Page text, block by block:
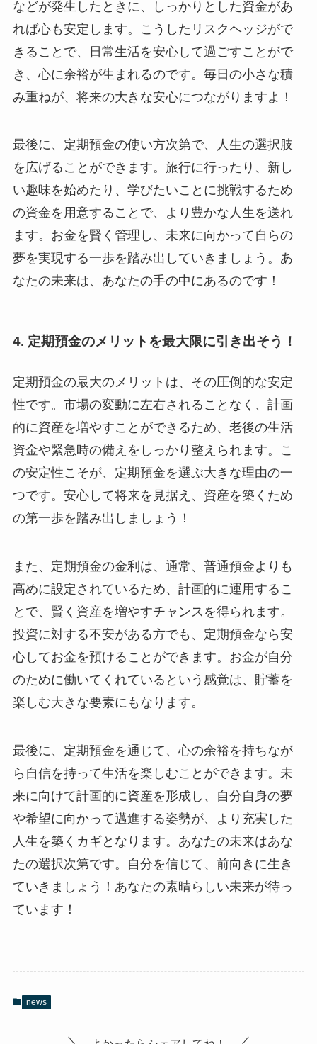
などが発生したときに、しっかりとした資金があ
れば心も安定します。こうしたリスクヘッジがで
きることで、日常生活を安心して過ごすことがで
き、心に余裕が生まれるのです。毎日の小さな積
み重ねが、将来の大きな安心につながりますよ！
最後に、定期預金の使い方次第で、人生の選択肢
を広げることができます。旅行に行ったり、新し
い趣味を始めたり、学びたいことに挑戦するため
の資金を用意することで、より豊かな人生を送れ
ます。お金を賢く管理し、未来に向かって自らの
夢を実現する一歩を踏み出していきましょう。あ
なたの未来は、あなたの手の中にあるのです！
4. 定期預金のメリットを最大限に引き出そう！
定期預金の最大のメリットは、その圧倒的な安定
性です。市場の変動に左右されることなく、計画
的に資産を増やすことができるため、老後の生活
資金や緊急時の備えをしっかり整えられます。こ
の安定性こそが、定期預金を選ぶ大きな理由の一
つです。安心して将来を見据え、資産を築くため
の第一歩を踏み出しましょう！
また、定期預金の金利は、通常、普通預金よりも
高めに設定されているため、計画的に運用するこ
とで、賢く資産を増やすチャンスを得られます。
投資に対する不安がある方でも、定期預金なら安
心してお金を預けることができます。お金が自分
のために働いてくれているという感覚は、貯蓄を
楽しむ大きな要素にもなります。
最後に、定期預金を通じて、心の余裕を持ちなが
ら自信を持って生活を楽しむことができます。未
来に向けて計画的に資産を形成し、自分自身の夢
や希望に向かって邁進する姿勢が、より充実した
人生を築くカギとなります。あなたの未来はあな
たの選択次第です。自分を信じて、前向きに生き
ていきましょう！あなたの素晴らしい未来が待っ
ています！
news